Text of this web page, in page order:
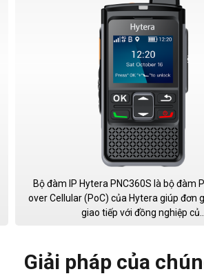
Bộ đàm IP Hytera PNC360S là bộ đàm
over Cellular (PoC) của Hytera giúp đơn
giao tiếp với đồng nghiệp củ...
Giải pháp của